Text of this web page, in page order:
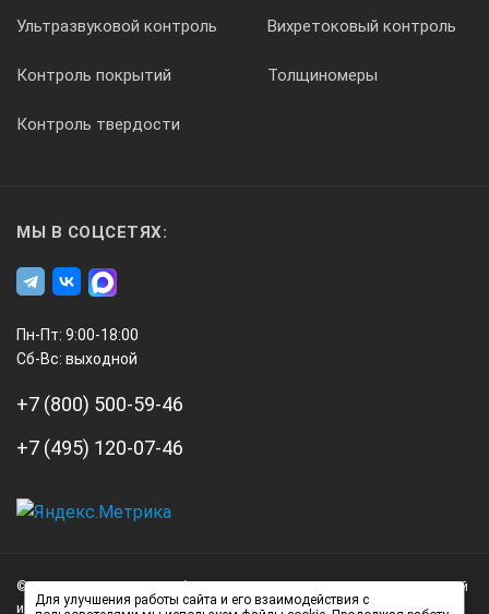
Ультразвуковой контроль Вихретоковый контроль
Контроль покрытий Толщиномеры
Контроль твердости
МЫ В СОЦСЕТЯХ:
Пн-Пт: 9:00-18:00
Сб-Вс: выходной
+7 (800) 500-59-46
+7 (495) 120-07-46
Нагорный
© 2026 А3 Инжиниринг Обращаем Ваше внимание на то, что данный
интернет-сайт носит исключительно информационный характер и
Для улучшения работы сайта и его взаимодействия с